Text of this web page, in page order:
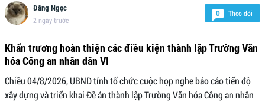
Đăng Ngọc
2 ngày trước
0 Theo dõi
Khẩn trương hoàn thiện các điều kiện thành lập Trường Văn
hóa Công an nhân dân VI
Chiều 04/8/2026, UBND tỉnh tổ chức cuộc họp nghe báo cáo tiến độ
xây dựng và triển khai Đề án thành lập Trường Văn hóa Công an nhân